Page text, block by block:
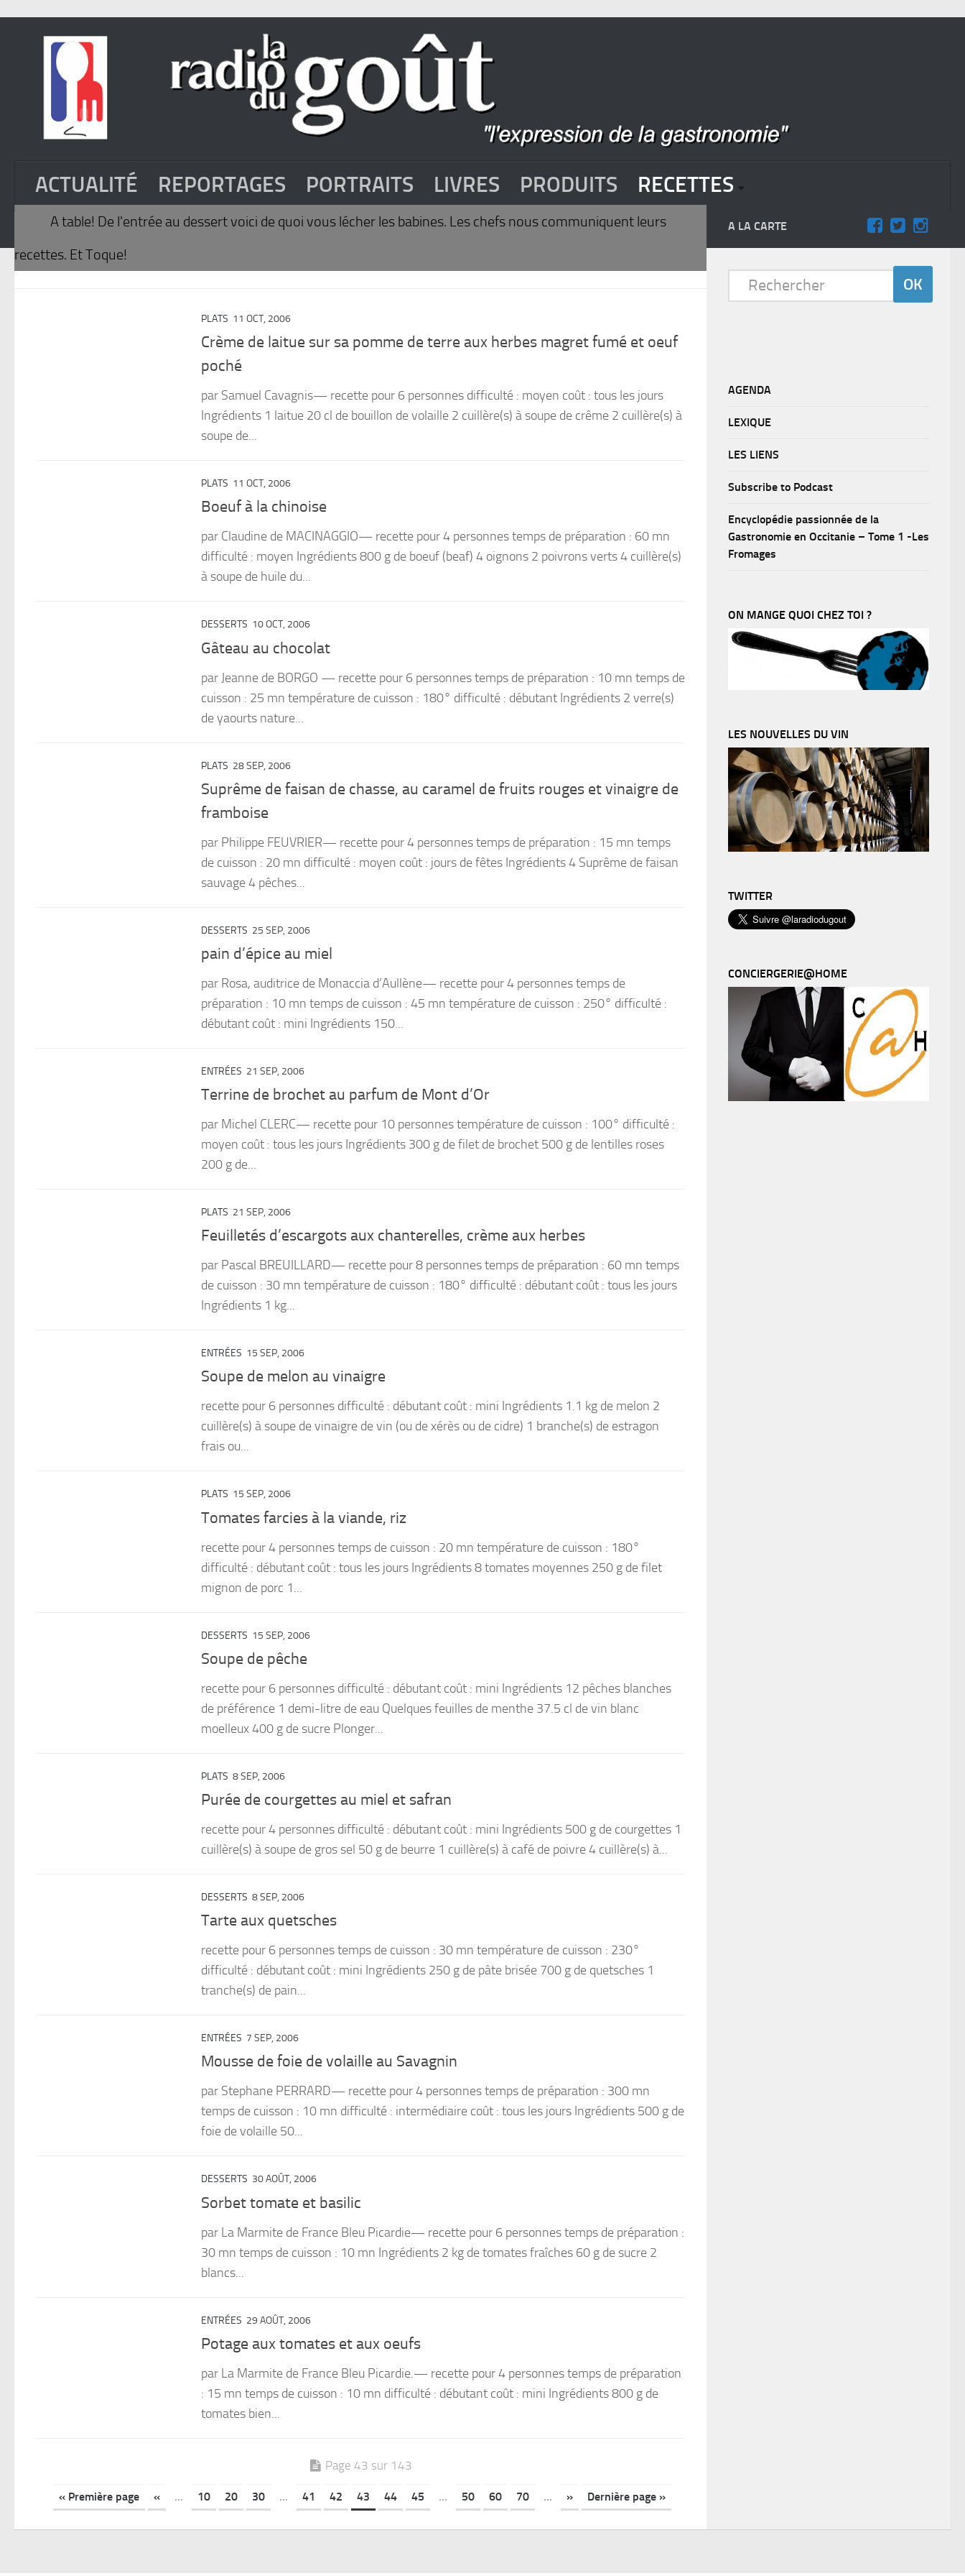
ACTUALITÉ REPORTAGES PORTRAITS LIVRES PRODUITS RECETTES
A table! De l'entrée au dessert voici de quoi vous lécher les babines. Les chefs nous communiquent leurs
recettes. Et Toque!
PLATS 11 OCT, 2006
Crème de laitue sur sa pomme de terre aux herbes magret fumé et oeuf
poché
par Samuel Cavagnis— recette pour 6 personnes difficulté : moyen coût : tous les jours
Ingrédients 1 laitue 20 cl de bouillon de volaille 2 cuillère(s) à soupe de crême 2 cuillère(s) à
soupe de...
PLATS 11 OCT, 2006
Boeuf à la chinoise
par Claudine de MACINAGGIO— recette pour 4 personnes temps de préparation : 60 mn
difficulté : moyen Ingrédients 800 g de boeuf (beaf) 4 oignons 2 poivrons verts 4 cuillère(s)
à soupe de huile du...
DESSERTS 10 OCT, 2006
Gâteau au chocolat
par Jeanne de BORGO — recette pour 6 personnes temps de préparation : 10 mn temps de
cuisson : 25 mn température de cuisson : 180° difficulté : débutant Ingrédients 2 verre(s)
de yaourts nature...
PLATS 28 SEP, 2006
Suprême de faisan de chasse, au caramel de fruits rouges et vinaigre de
framboise
par Philippe FEUVRIER— recette pour 4 personnes temps de préparation : 15 mn temps
de cuisson : 20 mn difficulté : moyen coût : jours de fêtes Ingrédients 4 Suprême de faisan
sauvage 4 pêches...
DESSERTS 25 SEP, 2006
pain d’épice au miel
par Rosa, auditrice de Monaccia d’Aullène— recette pour 4 personnes temps de
préparation : 10 mn temps de cuisson : 45 mn température de cuisson : 250° difficulté :
débutant coût : mini Ingrédients 150...
ENTRÉES 21 SEP, 2006
Terrine de brochet au parfum de Mont d’Or
par Michel CLERC— recette pour 10 personnes température de cuisson : 100° difficulté :
moyen coût : tous les jours Ingrédients 300 g de filet de brochet 500 g de lentilles roses
200 g de...
PLATS 21 SEP, 2006
Feuilletés d’escargots aux chanterelles, crème aux herbes
par Pascal BREUILLARD— recette pour 8 personnes temps de préparation : 60 mn temps
de cuisson : 30 mn température de cuisson : 180° difficulté : débutant coût : tous les jours
Ingrédients 1 kg...
ENTRÉES 15 SEP, 2006
Soupe de melon au vinaigre
recette pour 6 personnes difficulté : débutant coût : mini Ingrédients 1.1 kg de melon 2
cuillère(s) à soupe de vinaigre de vin (ou de xérès ou de cidre) 1 branche(s) de estragon
frais ou...
PLATS 15 SEP, 2006
Tomates farcies à la viande, riz
recette pour 4 personnes temps de cuisson : 20 mn température de cuisson : 180°
difficulté : débutant coût : tous les jours Ingrédients 8 tomates moyennes 250 g de filet
mignon de porc 1...
DESSERTS 15 SEP, 2006
Soupe de pêche
recette pour 6 personnes difficulté : débutant coût : mini Ingrédients 12 pêches blanches
de préférence 1 demi-litre de eau Quelques feuilles de menthe 37.5 cl de vin blanc
moelleux 400 g de sucre Plonger...
PLATS 8 SEP, 2006
Purée de courgettes au miel et safran
recette pour 4 personnes difficulté : débutant coût : mini Ingrédients 500 g de courgettes 1
cuillère(s) à soupe de gros sel 50 g de beurre 1 cuillère(s) à café de poivre 4 cuillère(s) à...
DESSERTS 8 SEP, 2006
Tarte aux quetsches
recette pour 6 personnes temps de cuisson : 30 mn température de cuisson : 230°
difficulté : débutant coût : mini Ingrédients 250 g de pâte brisée 700 g de quetsches 1
tranche(s) de pain...
ENTRÉES 7 SEP, 2006
Mousse de foie de volaille au Savagnin
par Stephane PERRARD— recette pour 4 personnes temps de préparation : 300 mn
temps de cuisson : 10 mn difficulté : intermédiaire coût : tous les jours Ingrédients 500 g de
foie de volaille 50...
DESSERTS 30 AOÛT, 2006
Sorbet tomate et basilic
par La Marmite de France Bleu Picardie— recette pour 6 personnes temps de préparation :
30 mn temps de cuisson : 10 mn Ingrédients 2 kg de tomates fraîches 60 g de sucre 2
blancs...
ENTRÉES 29 AOÛT, 2006
Potage aux tomates et aux oeufs
par La Marmite de France Bleu Picardie.— recette pour 4 personnes temps de préparation
: 15 mn temps de cuisson : 10 mn difficulté : débutant coût : mini Ingrédients 800 g de
tomates bien...
Page 43 sur 143
« Première page « ... 10 20 30 ... 41 42 43 44 45 ... 50 60 70 ... » Dernière page »
A LA CARTE
AGENDA
LEXIQUE
LES LIENS
Subscribe to Podcast
Encyclopédie passionnée de la
Gastronomie en Occitanie – Tome 1 -Les
Fromages
ON MANGE QUOI CHEZ TOI ?
LES NOUVELLES DU VIN
TWITTER
CONCIERGERIE@HOME